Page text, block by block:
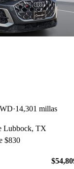
14,301 millas
Lubbock, TX
$830